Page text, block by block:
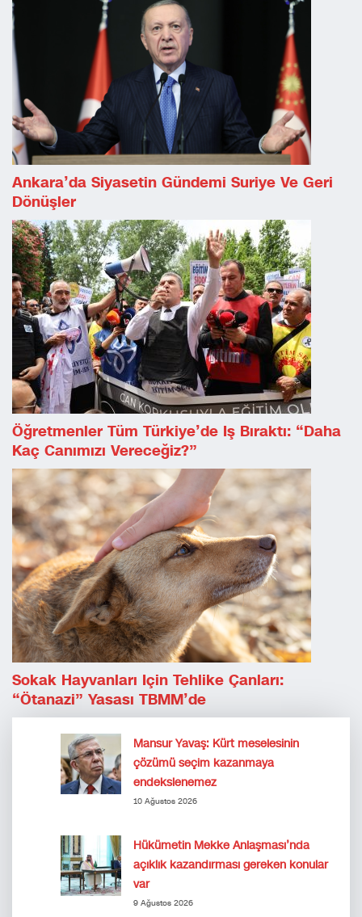
Ankara’da Siyasetin Gündemi Suriye Ve Geri
Dönüşler
Öğretmenler Tüm Türkiye’de Iş Bıraktı: “Daha
Kaç Canımızı Vereceğiz?”
Sokak Hayvanları Için Tehlike Çanları:
“Ötanazi” Yasası TBMM’de
Mansur Yavaş: Kürt meselesinin
çözümü seçim kazanmaya
endekslenemez
10 Ağustos 2026
Hükümetin Mekke Anlaşması’nda
açıklık kazandırması gereken konular
var
9 Ağustos 2026